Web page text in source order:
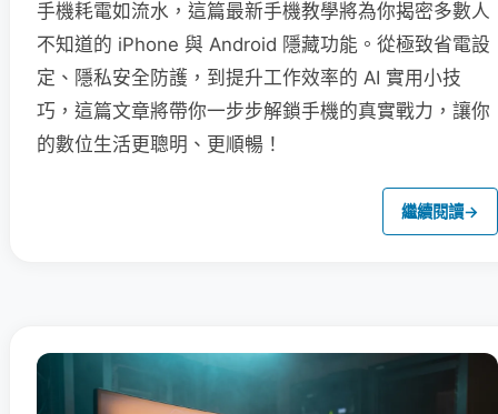
手機耗電如流水，這篇最新手機教學將為你揭密多數人
不知道的 iPhone 與 Android 隱藏功能。從極致省電設
定、隱私安全防護，到提升工作效率的 AI 實用小技
巧，這篇文章將帶你一步步解鎖手機的真實戰力，讓你
的數位生活更聰明、更順暢！
繼續閱讀→